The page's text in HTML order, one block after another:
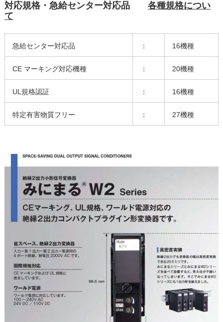
対応規格・急給センター対応品 各種規格につい
て
急給センター対応品 ： 16機種
CE マーキング対応機種 ： 20機種
UL規格認証 ： 16機種
特定有害物質フリー ： 27機種